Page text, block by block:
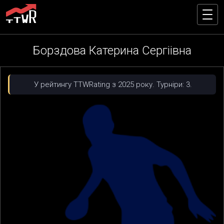
Борздова Катерина Сергіівна
У рейтингу TTWRating з 2025 року. Турніри: 3.